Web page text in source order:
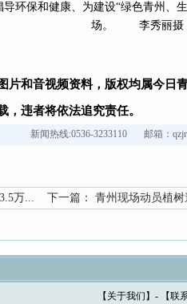
环保和健康、为建设“绿色青州、
场。 李秀丽摄
片和音视频资料，版权均属今日
，违者将依法追究责任。
新闻热线:0536-3233110 邮箱：
万... 下一篇： 青州现场动员植树
【 关于我们 】- 【联